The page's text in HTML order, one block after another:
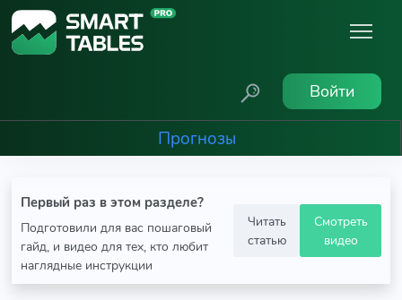
Войти
Прогнозы
Первый раз в этом разделе?
Подготовили для вас пошаговый
гайд, и видео для тех, кто любит
наглядные инструкции
Читать
статью
Смотреть
видео